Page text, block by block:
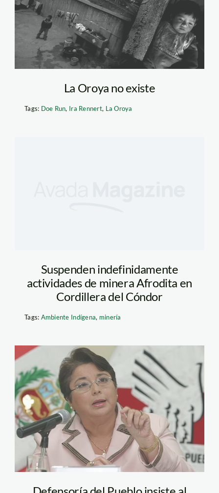
La Oroya no existe
Tags: Doe Run, Ira Rennert, La Oroya
Suspenden indefinidamente
actividades de minera Afrodita en
Cordillera del Cóndor
Tags: Ambiente Indígena, minería
merino_beatriz